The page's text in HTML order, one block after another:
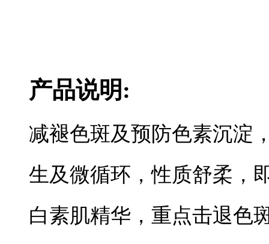
产品说明:
减褪色斑及预防色素沉淀
生及微循环，性质舒柔，
白素肌精华，重点击退色